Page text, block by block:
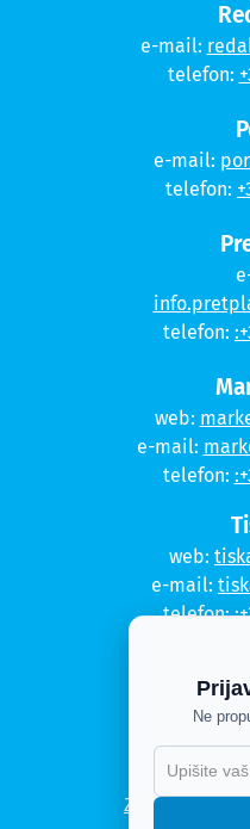
e-mail:
telefon:
e-mail:
telefon:
telefon:
web:
e-mail:
telefon:
web:
e-mail:
telefon:
Zahtjev za
Ne